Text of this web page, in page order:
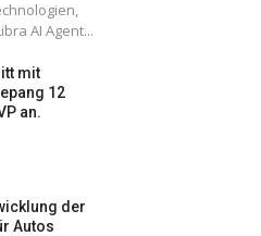
AI Agent...
mit
12
an.
der
Autos